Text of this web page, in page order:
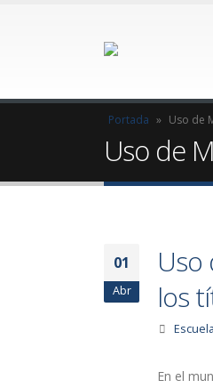
Portada » Uso de
Uso de
01
Abr
Uso
los
En el